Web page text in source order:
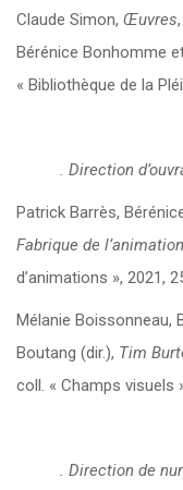
Claude Simon, Œuvres
Bérénice Bonhomme
« Bibliothèque de la
. Direction
Patrick Barrès,
Fabrique de l’animation
d’animations », 2021,
Mélanie Boissonneau,
Boutang (dir.), Tim
coll. « Champs visuels
. Direction de